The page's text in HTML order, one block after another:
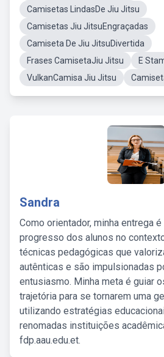
Camisetas LindasDe Jiu Jitsu
Camisetas Jiu JitsuEngraçadas
Camiseta De Jiu JitsuDivertida
Frases CamisetaJiu Jitsu
E
VulkanCamisa Jiu Jitsu
Sandra
Como orientador, minha entrega
progresso dos alunos no
técnicas pedagógicas que
autênticas e são impulsionadas
entusiasmo. Minha meta é guiar
trajetória para se tornarem uma
utilizando estratégias
renomadas instituições
fdp.aau.edu.et.